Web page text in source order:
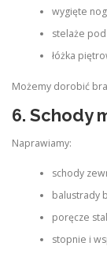
wygięte
stelaże
łóżka
Możemy dorobić
6. Schody
Naprawiamy:
schody
balustrady
poręcze
stopnie i